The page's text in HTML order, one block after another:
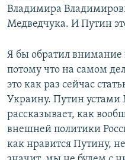
Владимира
Медведчука. И Путин
Я бы обратил внимание
потому что на самом
это как раз сейчас
Украину. Путин устами
рассказывает, как
внешней политики
как нравится Путину,